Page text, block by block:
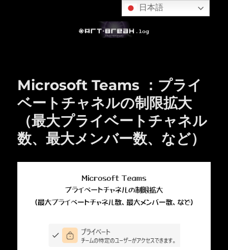
Microsoft Teams ：プライ
ベートチャネルの制限拡大
（最大プライベートチャネル
数、最大メンバー数、など）
日本語